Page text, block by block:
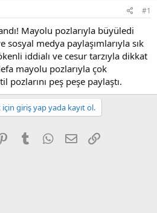
#1
Mayolu pozlarıyla büyüledi
medya paylaşımlarıyla sık
iddialı ve cesur tarzıyla dikkat
mayolu pozlarıyla çok
pozlarını peş peşe paylaştı.
giriş yap yada kayıt ol.
PinterestTumblr WhatsApp
E-posta